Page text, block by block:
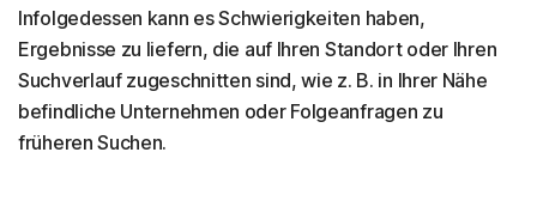
Infolgedessen kann es Schwierigkeiten haben,
Ergebnisse zu liefern, die auf Ihren Standort oder Ihren
Suchverlauf zugeschnitten sind, wie z. B. in Ihrer Nähe
befindliche Unternehmen oder Folgeanfragen zu
früheren Suchen.